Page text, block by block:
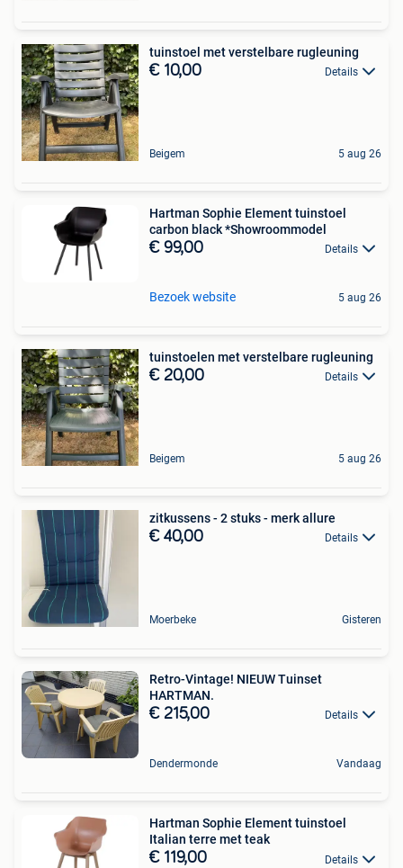
tuinstoel met verstelbare rugleuning
€ 10,00 Details
Beigem 5 aug 26
Hartman Sophie Element tuinstoel
carbon black *Showroommodel
€ 99,00 Details
Bezoek website 5 aug 26
tuinstoelen met verstelbare rugleuning
€ 20,00 Details
Beigem 5 aug 26
zitkussens - 2 stuks - merk allure
€ 40,00 Details
Moerbeke Gisteren
Retro-Vintage! NIEUW Tuinset
HARTMAN.
€ 215,00 Details
Dendermonde Vandaag
Hartman Sophie Element tuinstoel
Italian terre met teak
€ 119,00 Details